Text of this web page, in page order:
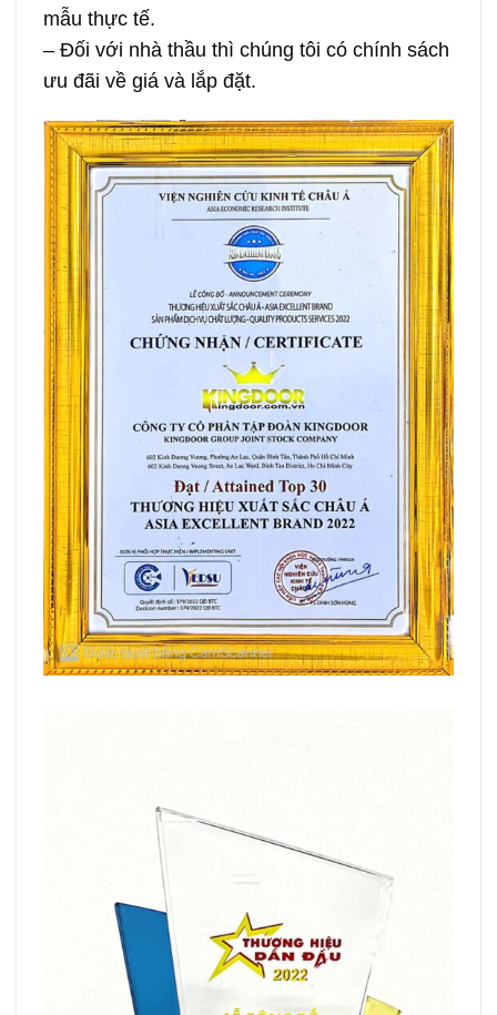
mẫu thực tế.
– Đối với nhà thầu thì chúng tôi có chính sách
ưu đãi về giá và lắp đặt.